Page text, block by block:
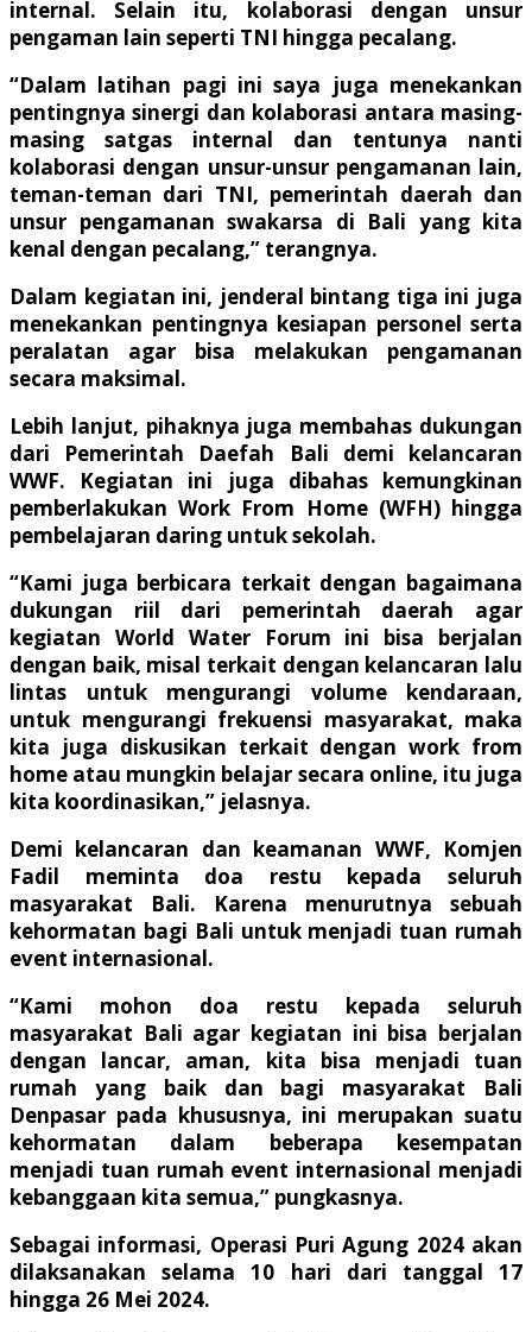
internal. Selain itu, kolaborasi dengan unsur
pengaman lain seperti TNI hingga pecalang.
“Dalam latihan pagi ini saya juga menekankan
pentingnya sinergi dan kolaborasi antara masing-
masing satgas internal dan tentunya nanti
kolaborasi dengan unsur-unsur pengamanan lain,
teman-teman dari TNI, pemerintah daerah dan
unsur pengamanan swakarsa di Bali yang kita
kenal dengan pecalang,” terangnya.
Dalam kegiatan ini, jenderal bintang tiga ini juga
menekankan pentingnya kesiapan personel serta
peralatan agar bisa melakukan pengamanan
secara maksimal.
Lebih lanjut, pihaknya juga membahas dukungan
dari Pemerintah Daefah Bali demi kelancaran
WWF. Kegiatan ini juga dibahas kemungkinan
pemberlakukan Work From Home (WFH) hingga
pembelajaran daring untuk sekolah.
“Kami juga berbicara terkait dengan bagaimana
dukungan riil dari pemerintah daerah agar
kegiatan World Water Forum ini bisa berjalan
dengan baik, misal terkait dengan kelancaran lalu
lintas untuk mengurangi volume kendaraan,
untuk mengurangi frekuensi masyarakat, maka
kita juga diskusikan terkait dengan work from
home atau mungkin belajar secara online, itu juga
kita koordinasikan,” jelasnya.
Demi kelancaran dan keamanan WWF, Komjen
Fadil meminta doa restu kepada seluruh
masyarakat Bali. Karena menurutnya sebuah
kehormatan bagi Bali untuk menjadi tuan rumah
event internasional.
“Kami mohon doa restu kepada seluruh
masyarakat Bali agar kegiatan ini bisa berjalan
dengan lancar, aman, kita bisa menjadi tuan
rumah yang baik dan bagi masyarakat Bali
Denpasar pada khususnya, ini merupakan suatu
kehormatan dalam beberapa kesempatan
menjadi tuan rumah event internasional menjadi
kebanggaan kita semua,” pungkasnya.
Sebagai informasi, Operasi Puri Agung 2024 akan
dilaksanakan selama 10 hari dari tanggal 17
hingga 26 Mei 2024.